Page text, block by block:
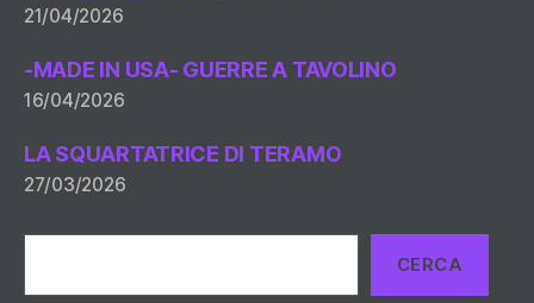
21/04/2026
-MADE IN USA- GUERRE A TAVOLINO
16/04/2026
LA SQUARTATRICE DI TERAMO
27/03/2026
CERCA